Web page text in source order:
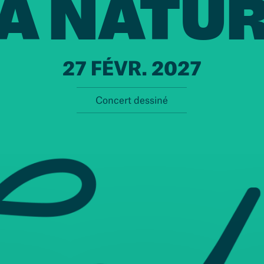
27 FÉVR. 2027
Concert dessiné